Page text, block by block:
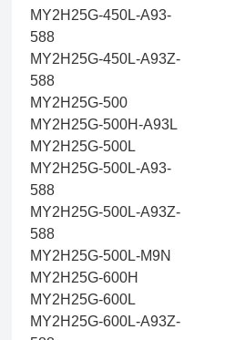
MY2H25G-450L-A93-
588
MY2H25G-450L-A93Z-
588
MY2H25G-500
MY2H25G-500H-A93L
MY2H25G-500L
MY2H25G-500L-A93-
588
MY2H25G-500L-A93Z-
588
MY2H25G-500L-M9N
MY2H25G-600H
MY2H25G-600L
MY2H25G-600L-A93Z-